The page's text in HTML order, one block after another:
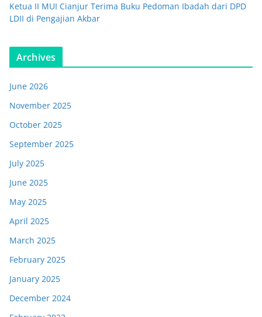
Ketua II MUI Cianjur Terima Buku Pedoman Ibadah dari DPD
LDII di Pengajian Akbar
Archives
June 2026
November 2025
October 2025
September 2025
July 2025
June 2025
May 2025
April 2025
March 2025
February 2025
January 2025
December 2024